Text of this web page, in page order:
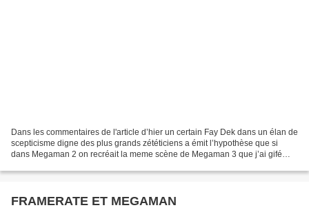
Dans les commentaires de l'article d’hier un certain Fay Dek dans un élan de
scepticisme digne des plus grands zététiciens a émit l’hypothèse que si
dans Megaman 2 on recréait la meme scène de Megaman 3 que j’ai gifé
FRAMERATE ET MEGAMAN